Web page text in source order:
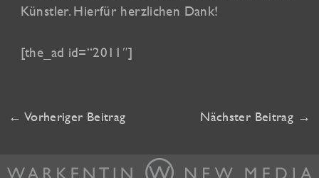
Künstler. Hierfür herzlichen Dank!
[the_ad id=“2011″]
← Vorheriger Beitrag Nächster Beitrag →